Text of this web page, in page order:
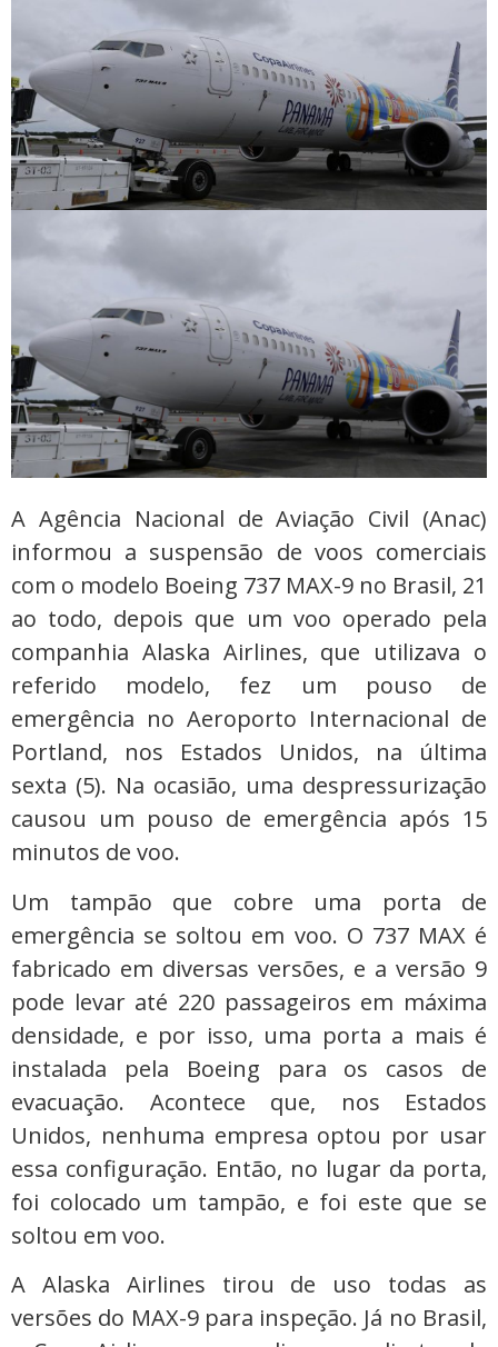
A Agência Nacional de Aviação Civil (Anac)
informou a suspensão de voos comerciais
com o modelo Boeing 737 MAX-9 no Brasil, 21
ao todo, depois que um voo operado pela
companhia Alaska Airlines, que utilizava o
referido modelo, fez um pouso de
emergência no Aeroporto Internacional de
Portland, nos Estados Unidos, na última
sexta (5). Na ocasião, uma despressurização
causou um pouso de emergência após 15
minutos de voo.
Um tampão que cobre uma porta de
emergência se soltou em voo. O 737 MAX é
fabricado em diversas versões, e a versão 9
pode levar até 220 passageiros em máxima
densidade, e por isso, uma porta a mais é
instalada pela Boeing para os casos de
evacuação. Acontece que, nos Estados
Unidos, nenhuma empresa optou por usar
essa configuração. Então, no lugar da porta,
foi colocado um tampão, e foi este que se
soltou em voo.
A Alaska Airlines tirou de uso todas as
versões do MAX-9 para inspeção. Já no Brasil,